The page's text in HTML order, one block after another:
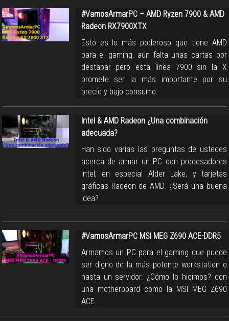
#VamosArmarPC – AMD Ryzen 7900 & AMD
Radeon RX7900XTX
Esto es lo más poderoso que tiene AMD
para el gaming, aún falta unas cartas por
destapar pero esta línea 7900 sin la X
promete ser la más importante por su
precio y bajo consumo.
Intel & AMD Radeon ¿Una combinación
adecuada?
Han sido varias las preguntas de ustedes
acerca de armar un PC con procesadores
Intel, en especial Alder Lake, y tarjetas
gráficas Radeon de AMD. ¿Será una buena
idea?
#VamosArmarPC MSI MEG Z690 ACE-DDR5
Armamos un PC para el gaming que puede
ser digno de la más potente workstation o
hasta un servidor. ¿Cómo lo hicimos? con
una motherboard como la MSI MEG Z690
ACE.